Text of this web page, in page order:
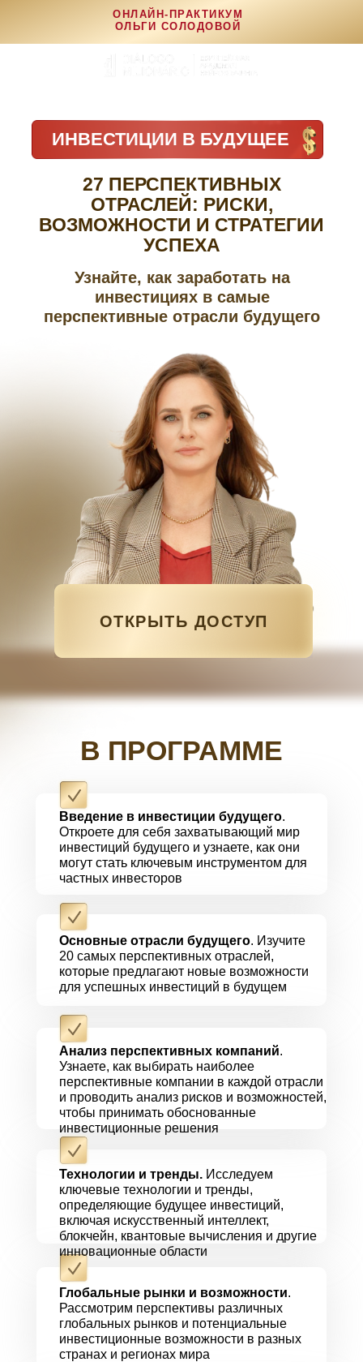
ОНЛАЙН-ПРАКТИКУМ
ОЛЬГИ СОЛОДОВОЙ
27 ПЕРСПЕКТИВНЫХ
ОТРАСЛЕЙ: РИСКИ,
ВОЗМОЖНОСТИ И СТРАТЕГИИ
УСПЕХА
ИНВЕСТИЦИИ В БУДУЩЕЕ
Узнайте, как заработать на
инвестициях в самые
перспективные отрасли будущего
ОТКРЫТЬ ДОСТУП
В ПРОГРАММЕ
Технологии и тренды. Исследуем
ключевые технологии и тренды,
определяющие будущее инвестиций,
включая искусственный интеллект,
блокчейн, квантовые вычисления и другие
инновационные области
Глобальные рынки и возможности.
Рассмотрим перспективы различных
глобальных рынков и потенциальные
инвестиционные возможности в разных
странах и регионах мира
Введение в инвестиции будущего.
Откроете для себя захватывающий мир
инвестиций будущего и узнаете, как они
могут стать ключевым инструментом для
частных инвесторов
Основные отрасли будущего. Изучите
20 самых перспективных отраслей,
которые предлагают новые возможности
для успешных инвестиций в будущем
Анализ перспективных компаний.
Узнаете, как выбирать наиболее
перспективные компании в каждой отрасли
и проводить анализ рисков и возможностей,
чтобы принимать обоснованные
инвестиционные решения